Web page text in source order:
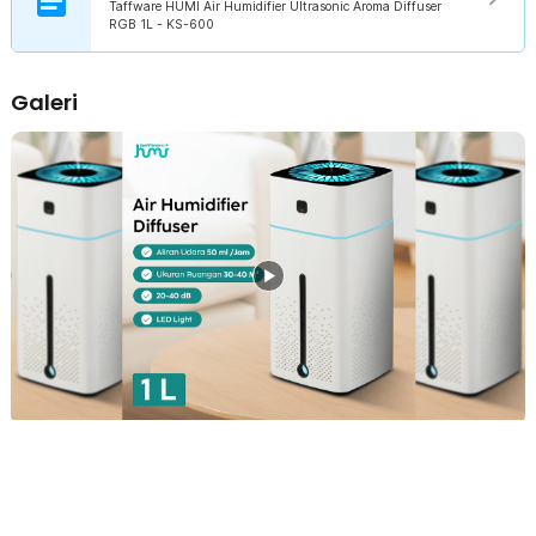
Taffware HUMI Air Humidifier Ultrasonic Aroma Diffuser
RGB 1L - KS-600
Galeri